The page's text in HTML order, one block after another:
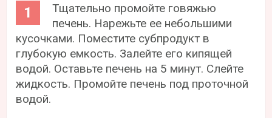
Тщательно промойте говяжью
печень. Нарежьте ее небольшими
кусочками. Поместите субпродукт в
глубокую емкость. Залейте его кипящей
водой. Оставьте печень на 5 минут. Слейте
жидкость. Промойте печень под проточной
водой.